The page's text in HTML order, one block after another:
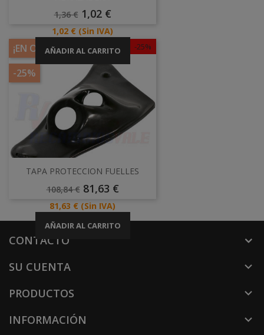
Precio
1,36 € Precio
1,02 €
Precio
1,02 € (Sin IVA)
AÑADIR AL CARRITO -25%
¡EN OFERTA!
-25%
TAPA PROTECCION FUELLES
Precio
108,84 € Precio
81,63 €
Precio
81,63 € (Sin IVA)
AÑADIR AL CARRITO
CONTACTO
SU CUENTA

PRODUCTOS 
INFORMACIÓN 